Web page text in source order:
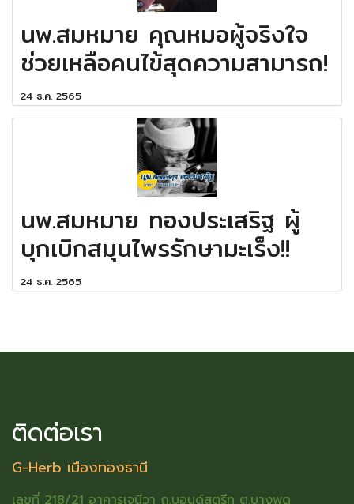
นพ.สมหมาย คุณหมอผู้จริงใจ
ช่วยเหลือคนไข้สุดความสามารถ!
24 ธ.ค. 2565
นพ.สมหมาย ทองประเสริฐ ผู้
บุกเบิกสมุนไพรรักษามะเร็ง!!
24 ธ.ค. 2565
ติดต่อเรา
G-Herb เมืองทองธานี
เลขที่ 218/21 อาคารเจนีวา ถ.บอนด์สตรีท ต.บางพูด